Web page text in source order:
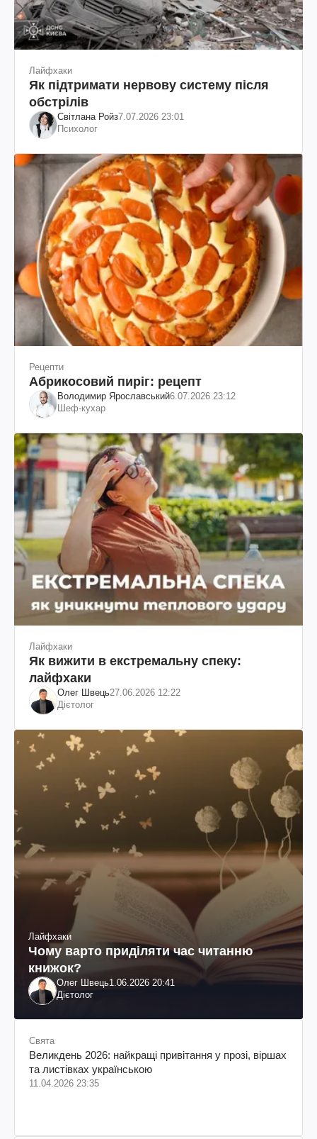
Лайфхаки
Як підтримати нервову систему після
обстрілів
Світлана Ройз7.07.2026 23:01
Психолог
Рецепти
Абрикосовий пиріг: рецепт
Володимир Ярославський6.07.2026 23:12
Шеф-кухар
Лайфхаки
Як вижити в екстремальну спеку:
лайфхаки
Олег Швець27.06.2026 12:22
Дієтолог
Лайфхаки
Чому варто приділяти час читанню
книжок?
Олег Швець1.06.2026 20:41
Дієтолог
Свята
Великдень 2026: найкращі привітання у прозі, віршах
та листівках українською
11.04.2026 23:35